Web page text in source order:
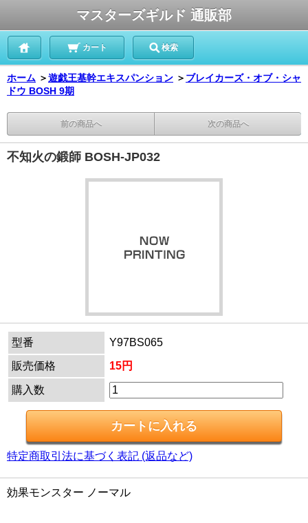
マスターズギルド 通販部
カート 検索
ホーム ＞遊戯王基幹エキスパンション ＞ ブレイカーズ・オブ・シャ
ドウ BOSH 9期
前の商品へ 次の商品へ
不知火の鍛師 BOSH-JP032
型番
Y97BS065
販売価格
15円
購入数
特定商取引法に基づく表記 (返品など)
効果モンスター ノーマル